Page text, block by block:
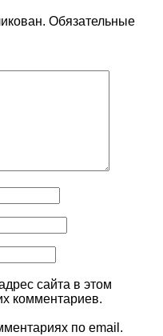
Обязательные
сайта в этом
комментариев.
по email.